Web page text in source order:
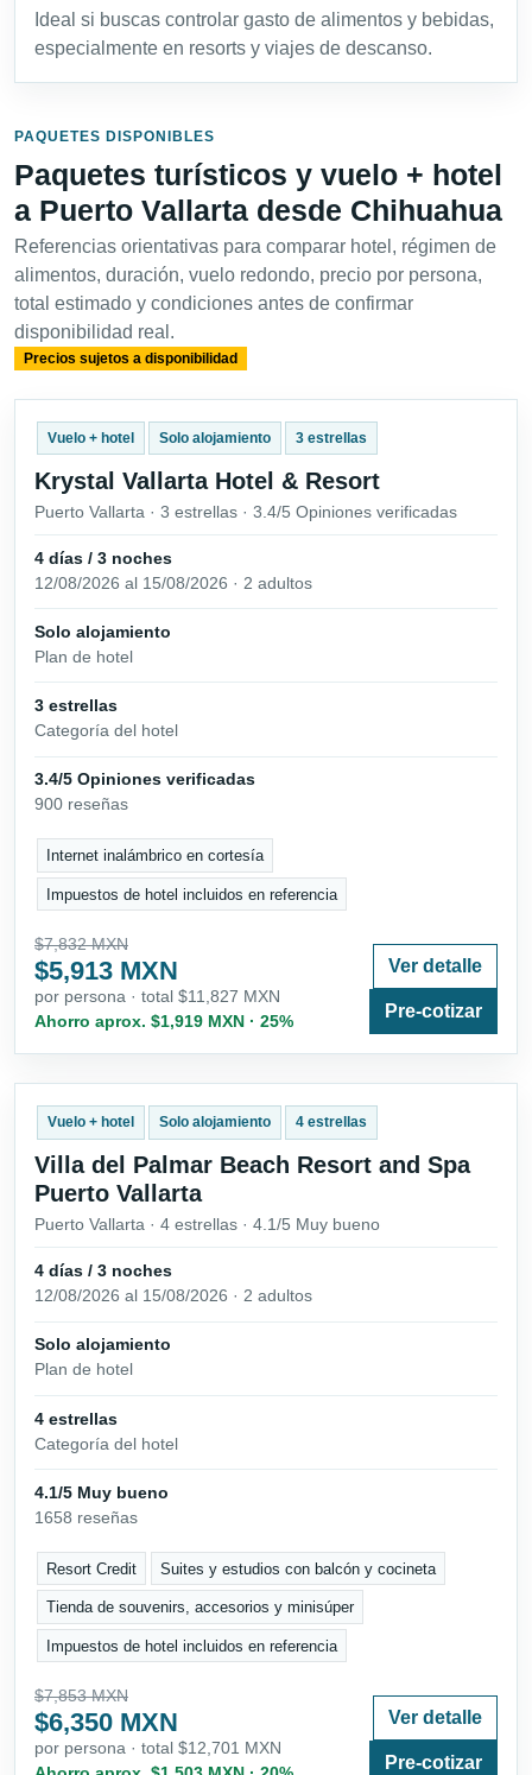
Ideal si buscas controlar gasto de alimentos y bebidas,
especialmente en resorts y viajes de descanso.
PAQUETES DISPONIBLES
Paquetes turísticos y vuelo + hotel
a Puerto Vallarta desde Chihuahua
Referencias orientativas para comparar hotel, régimen de
alimentos, duración, vuelo redondo, precio por persona,
total estimado y condiciones antes de confirmar
disponibilidad real.
Precios sujetos a disponibilidad
Vuelo + hotel Solo alojamiento 3 estrellas
Krystal Vallarta Hotel & Resort
Puerto Vallarta · 3 estrellas · 3.4/5 Opiniones verificadas
4 días / 3 noches
12/08/2026 al 15/08/2026 · 2 adultos
Solo alojamiento
Plan de hotel
3 estrellas
Categoría del hotel
3.4/5 Opiniones verificadas
900 reseñas
Internet inalámbrico en cortesía
Impuestos de hotel incluidos en referencia
$7,832 MXN
$5,913 MXN
por persona · total $11,827 MXN
Ahorro aprox. $1,919 MXN · 25%
Ver detalle
Pre-cotizar
Vuelo + hotel Solo alojamiento 4 estrellas
Villa del Palmar Beach Resort and Spa
Puerto Vallarta
Puerto Vallarta · 4 estrellas · 4.1/5 Muy bueno
4 días / 3 noches
12/08/2026 al 15/08/2026 · 2 adultos
Solo alojamiento
Plan de hotel
4 estrellas
Categoría del hotel
4.1/5 Muy bueno
1658 reseñas
Resort Credit Suites y estudios con balcón y cocineta
Tienda de souvenirs, accesorios y minisúper
Impuestos de hotel incluidos en referencia
$7,853 MXN
$6,350 MXN
por persona · total $12,701 MXN
Ver detalle
Pre-cotizar